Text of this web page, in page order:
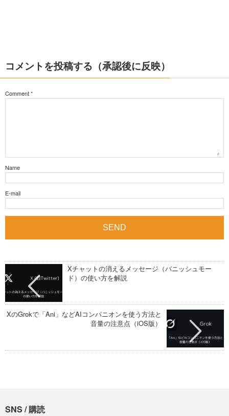
コメントを投稿する（承認後に反映）
Comment*
Name
E-mail
Xチャットの消えるメッセージ（バニッシュモー
ド）の使い方を解説
XのGrokで「Ani」などAIコンパニオンを使う方法と
音量の注意点（iOS版）
SNS / 購読